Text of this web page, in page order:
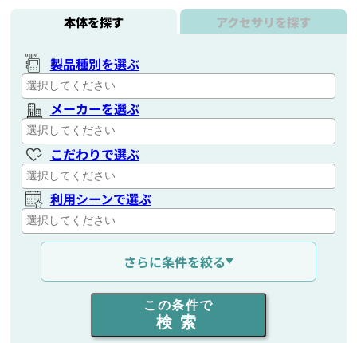
本体を探す アクセサリを探す
製品種別を選ぶ
メーカーを選ぶ
こだわりで選ぶ
利用シーンで選ぶ
通信距離を選ぶ
出力を選ぶ
同時通話人数を選ぶ
さらに条件を絞る
この条件で
検索